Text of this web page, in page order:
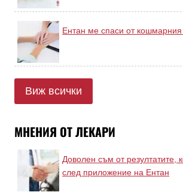
Ентан ме спаси от
Виж всички
МНЕНИЯ ОТ ЛЕКАРИ
Доволен съм от резултатите,
след приложение на Ентан